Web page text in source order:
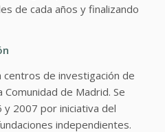
de cada años y finalizando
de investigación de
de Madrid. Se
2007 por iniciativa del
independientes.